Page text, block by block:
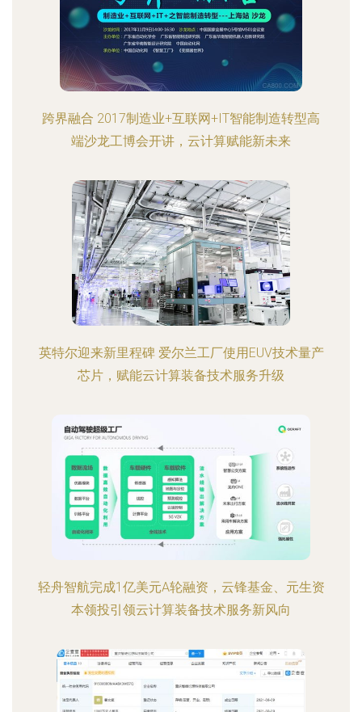
跨界融合 2017制造业+互联网+IT智能制造转型高
端沙龙工博会开讲，云计算赋能新未来
英特尔迎来新里程碑 爱尔兰工厂使用EUV技术量产
芯片，赋能云计算装备技术服务升级
轻舟智航完成1亿美元A轮融资，云锋基金、元生资
本领投引领云计算装备技术服务新风向